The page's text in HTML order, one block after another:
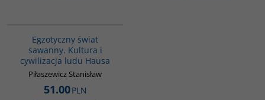
Egzotyczny świat
sawanny. Kultura i
cywilizacja ludu Hausa
Piłaszewicz Stanisław
51.00PLN